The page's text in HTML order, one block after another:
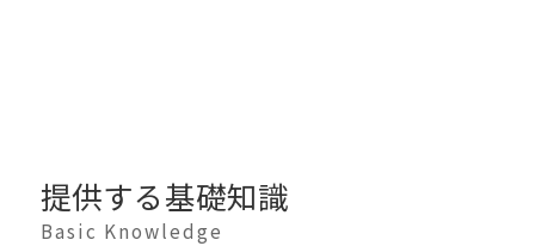
提供する基礎知識
Basic Knowledge